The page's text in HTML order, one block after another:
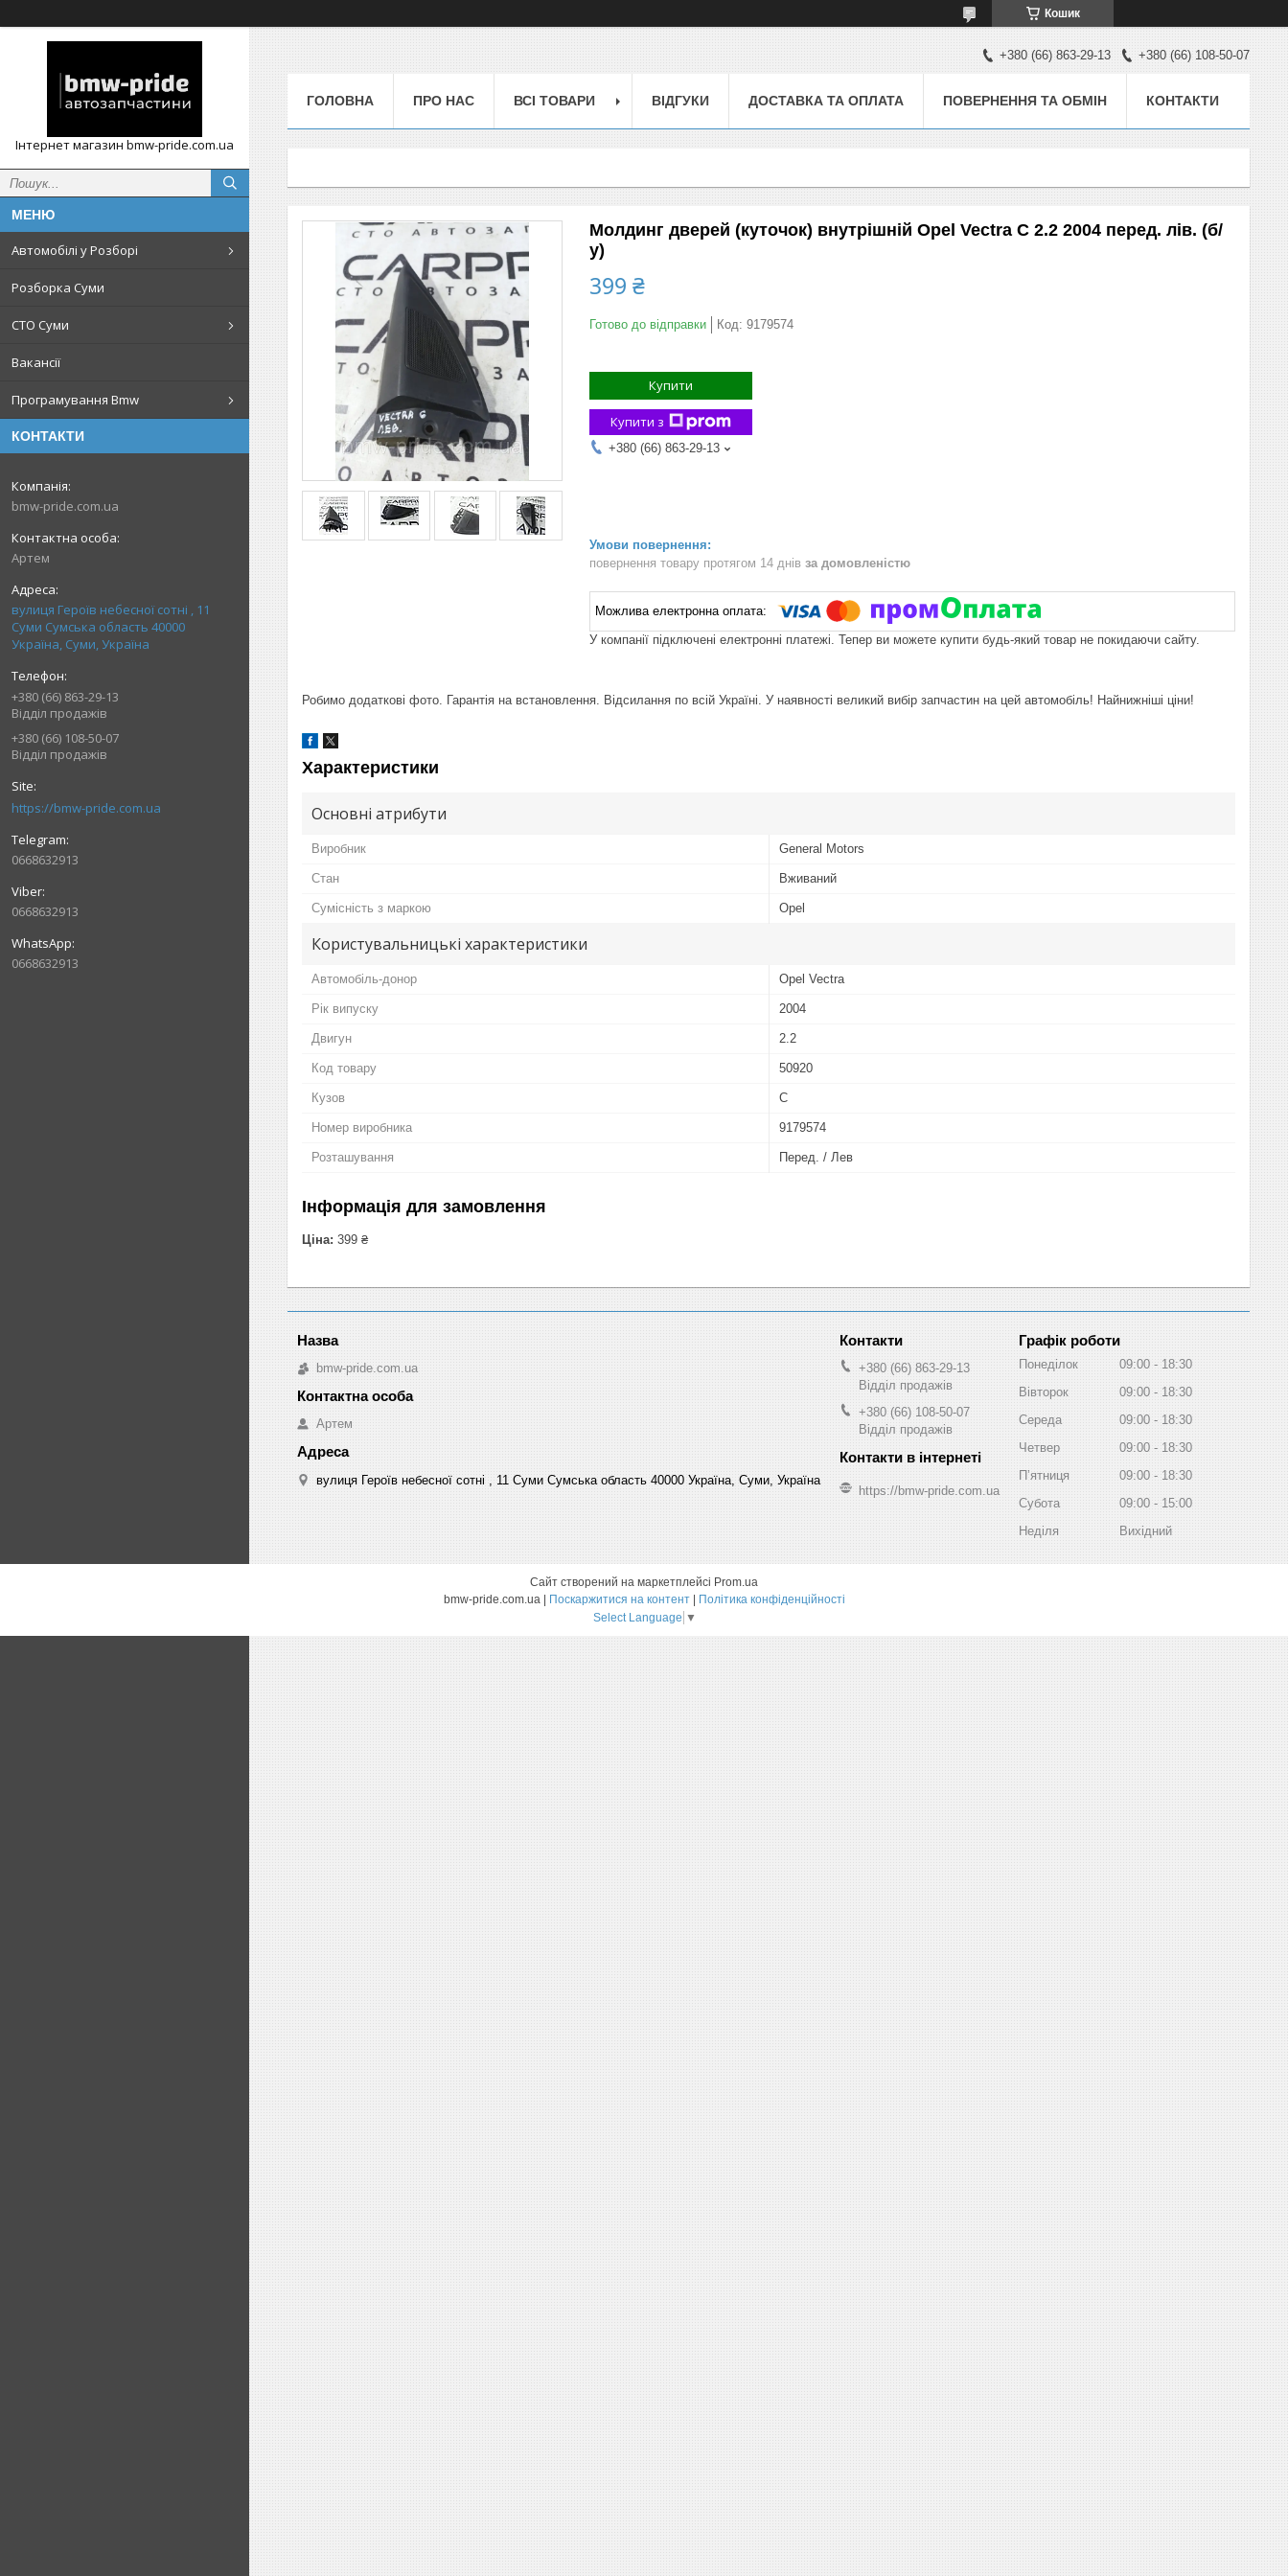
Кошик
Інтернет магазин bmw-pride.com.ua
Автомобілі у Розборі
Розборка Суми
СТО Суми
Вакансії
Програмування Bmw
КОНТАКТИ
bmw-pride.com.ua
Артем
вулиця Героїв небесної сотні , 11
Суми Сумська область 40000
Україна, Суми, Україна
+380 (66) 863-29-13
Відділ продажів
+380 (66) 108-50-07
Відділ продажів
https://bmw-pride.com.ua
0668632913
0668632913
0668632913
+380 (66) 863-29-13 +380 (66) 108-50-07
ГОЛОВНА ПРО НАС ВСІ ТОВАРИ ВІДГУКИ ДОСТАВКА ТА ОПЛАТА ПОВЕРНЕННЯ ТА ОБМІН КОНТАКТИ
Молдинг дверей (куточок) внутрішній Opel Vectra C 2.2 2004 перед. лів. (б/
у)
399 ₴
Готово до відправки Код: 9179574
Купити
Купити з
+380 (66) 863-29-13
повернення товару протягом 14 днів за домовленістю
У компанії підключені електронні платежі. Тепер ви можете купити будь-який товар не покидаючи сайту.
Робимо додаткові фото. Гарантія на встановлення. Відсилання по всій Україні. У наявності великий вибір запчастин на цей автомобіль! Найнижніші ціни!
Характеристики
Основні атрибути
Виробник General Motors
Стан Вживаний
Сумісність з маркою Opel
Користувальницькі характеристики
Автомобіль-донор Opel Vectra
Рік випуску 2004
Двигун 2.2
Код товару 50920
Кузов C
Номер виробника 9179574
Розташування Перед. / Лев
Інформація для замовлення
Ціна: 399 ₴
bmw-pride.com.ua
Артем
вулиця Героїв небесної сотні , 11 Суми Сумська область 40000 Україна, Суми, Україна
+380 (66) 863-29-13
Відділ продажів
+380 (66) 108-50-07
Відділ продажів
https://bmw-pride.com.ua
Графік роботи
Понеділок 09:00
18:30
Вівторок
09:00
18:30
Середа
09:00
18:30
Четвер
09:00
18:30
Пʼятниця
09:00
18:30
Субота
09:00
15:00
Неділя
Вихідний
Сайт створений на маркетплейсі Prom.ua
Поскаржитися на контент
Політика конфіденційності
Select Language ▼